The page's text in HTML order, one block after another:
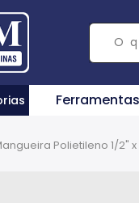
Polietileno 1/2"